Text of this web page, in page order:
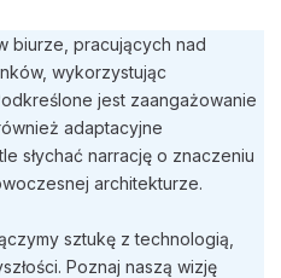
biurze, pracujących nad
wykorzystując
jest zaangażowanie
adaptacyjne
słychać narrację o znaczeniu
architekturze.
sztukę z technologią,
Poznaj naszą wizję